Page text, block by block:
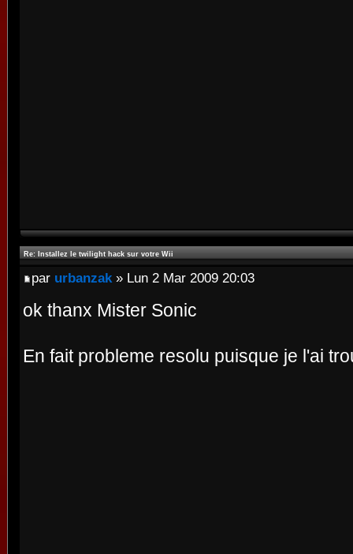
Re: Installez le twilight hack sur votre Wii
par urbanzak» Lun 2 Mar 2009 20:03
ok thanx Mister Sonic
En fait probleme resolu puisque je l'ai